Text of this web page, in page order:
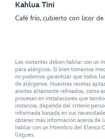
Kahlua Tini
Café frío, cubierto con licor
Los visitantes deben hablar con un
para alérgicos. Si bien tomamos
no podemos garantizar que todos
de alérgenos. Nuestras recetas
aceites altamente refinados, como
procesan en instalaciones que
instancia, depende del criterio
informada basada en sus
obtener más información acerca de
hablar con un Miembro del Elenco
llegues.